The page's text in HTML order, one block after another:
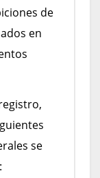
de
en
se